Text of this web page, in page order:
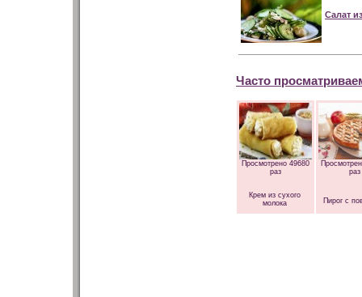
Салат
Часто
Просмотрено 49680
раз
Крем из сухого
молока
раз
Пирог с